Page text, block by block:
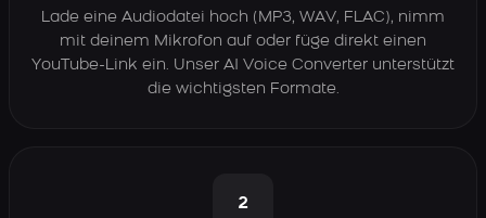
Lade eine Audiodatei hoch (MP3, WAV, FLAC), nimm
mit deinem Mikrofon auf oder füge direkt einen
YouTube-Link ein. Unser AI Voice Converter unterstützt
die wichtigsten Formate.
2